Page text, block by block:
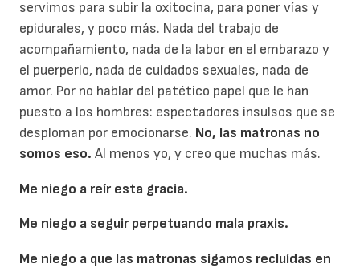
servimos para subir la oxitocina, para poner vías y
epidurales, y poco más. Nada del trabajo de
acompañamiento, nada de la labor en el embarazo y
el puerperio, nada de cuidados sexuales, nada de
amor. Por no hablar del patético papel que le han
puesto a los hombres: espectadores insulsos que se
desploman por emocionarse. No, las matronas no
somos eso. Al menos yo, y creo que muchas más.
Me niego a reír esta gracia.
Me niego a seguir perpetuando mala praxis.
Me niego a que las matronas sigamos recluídas en